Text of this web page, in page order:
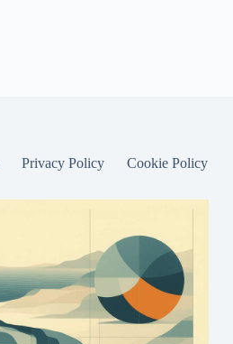
Privacy Policy Cookie Policy